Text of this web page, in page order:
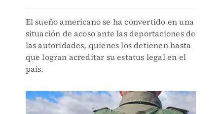
El sueño americano se ha convertido en una
situación de acoso ante las deportaciones de
las autoridades, quienes los detienen hasta
que logran acreditar su estatus legal en el
país.